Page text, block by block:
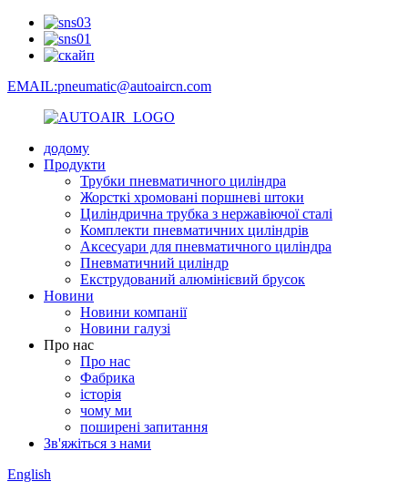
EMAIL:pneumatic@autoaircn.com
додому
Продукти
Трубки пневматичного циліндра
Жорсткі хромовані поршневі штоки
Циліндрична трубка з нержавіючої сталі
Комплекти пневматичних циліндрів
Аксесуари для пневматичного циліндра
Пневматичний циліндр
Екструдований алюмінієвий брусок
Новини
Новини компанії
Новини галузі
Про нас
Про нас
Фабрика
історія
чому ми
поширені запитання
Зв'яжіться з нами
English